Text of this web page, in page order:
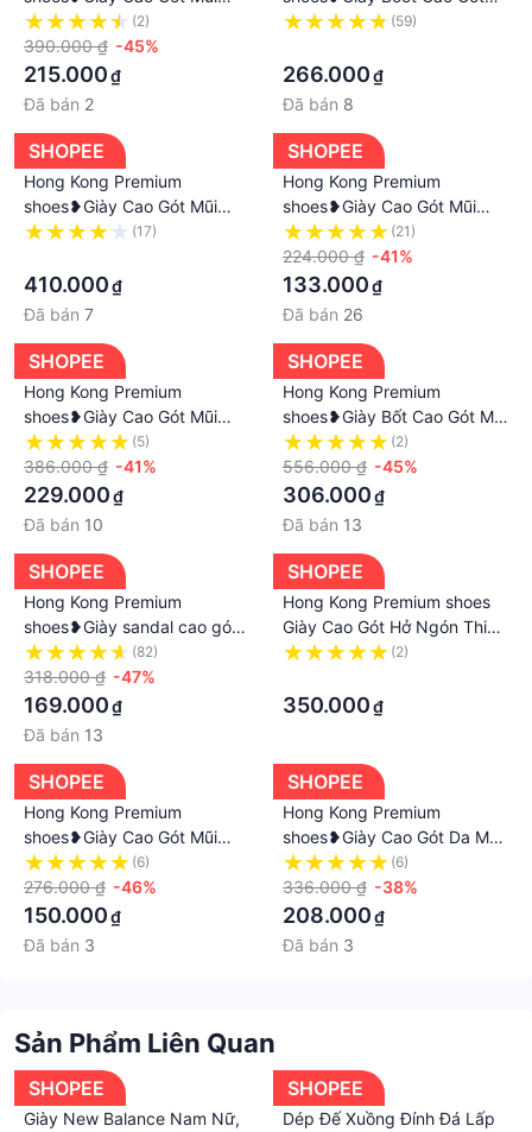
có bất kỳ phản hồi nào, bạn có thể liên hệ với bộ
phận chăm sóc khách hàng của chúng tôi. Chúng tôi
hoan nghênh phản hồi. thành tâm sửa sai”.
Nhọn Đính Đá Thời Trang
Mùa Hè Cho Nữ
(2)
390.000 ₫ -45%
215.000₫
Đã bán 2
Mũi Nhọn Phong Cách Hàn
(59)
266.000₫
Đã bán 8
SHOPEE
Hong Kong Premium
shoes❥Giày Cao Gót Mũi
Nhọn Phối Kim Loại Thời
Nữ
(17)
410.000₫
Đã bán 7
SHOPEE
Hong Kong Premium
shoes❥Giày Cao Gót Mũi
Nhọn Thiết Kế Mới Cao Cấp
Thời Trang Theo Phong
Cách Cho Nữ
(21)
224.000 ₫ -41%
133.000₫
Đã bán 26
SHOPEE
Hong Kong Premium
shoes❥Giày Cao Gót Mũi
Nhọn Phong Cách Âu Mỹ
Thời Trang Cho Nữ
(5)
386.000 ₫ -41%
229.000₫
Đã bán 10
SHOPEE
Hong Kong Premium
shoes❥Giày Bốt Cao Gót Mũi
Nhọn Thời Trang Thu Đông
Phong Cách Âu Mỹ Cho Nữ
(2)
556.000 ₫ -45%
306.000₫
Đã bán 13
SHOPEE
Hong Kong Premium
shoes❥Giày sandal cao gót
một chân nơ kiểu Pháp gợi
cảm và dễ thương
(82)
318.000 ₫ -47%
169.000₫
Đã bán 13
SHOPEE
Hong Kong Premium shoes
Giày Cao Gót Hở Ngón Thiết
Kế Mới Thanh Lịch Thời
(2)
350.000₫
SHOPEE
Hong Kong Premium
shoes❥Giày Cao Gót Mũi
Nhọn Màu Trơn Quyến Rũ
Hợp Thời Trang Cho Nữ
(6)
276.000 ₫ -46%
150.000₫
Đã bán 3
SHOPEE
Hong Kong Premium
shoes❥Giày Cao Gót Da Mũi
Tròn Màu Đen Phong Cách
Retro Cho Nữ
(6)
336.000 ₫ -38%
208.000₫
Đã bán 3
Sản Phẩm Liên Quan
SHOPEE
Giày New Balance Nam Nữ,
SHOPEE
Dép Đế Xuồng Đính Đá Lấp